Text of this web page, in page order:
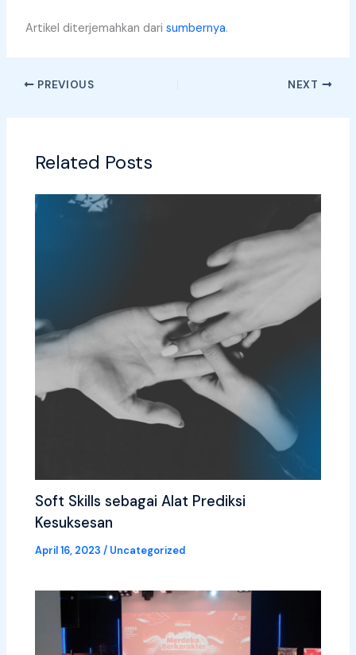
Artikel diterjemahkan dari sumbernya.
PREVIOUS NEXT
Related Posts
Soft Skills sebagai Alat Prediksi
Kesuksesan
April 16, 2023/ Uncategorized